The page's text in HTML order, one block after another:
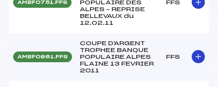
AMBF0751.FFS
POPULAIRE DES
ALPES – REPRISE
BELLEVAUX du
12.02.11
FFS
AMBF0861.FFS
COUPE D'ARGENT
TROPHEE BANQUE
POPULAIRE ALPES
FLAINE 13 FEVRIER
2011
FFS